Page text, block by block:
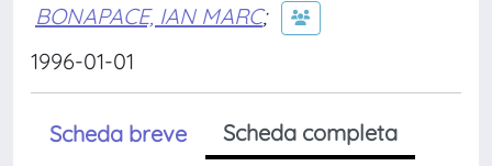
BONAPACE, IAN MARC;
1996-01-01
Scheda breve
Scheda completa